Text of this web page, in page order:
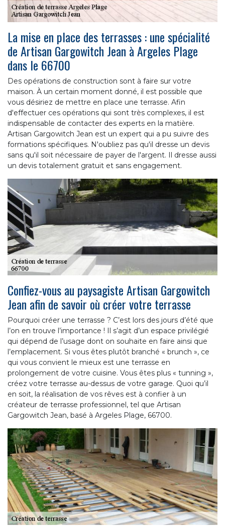
La mise en place des terrasses : une spécialité
de Artisan Gargowitch Jean à Argeles Plage
dans le 66700
Des opérations de construction sont à faire sur votre
maison. À un certain moment donné, il est possible que
vous désiriez de mettre en place une terrasse. Afin
d'effectuer ces opérations qui sont très complexes, il est
indispensable de contacter des experts en la matière.
Artisan Gargowitch Jean est un expert qui a pu suivre des
formations spécifiques. N'oubliez pas qu'il dresse un devis
sans qu'il soit nécessaire de payer de l'argent. Il dresse aussi
un devis totalement gratuit et sans engagement.
Confiez-vous au paysagiste Artisan Gargowitch
Jean afin de savoir où créer votre terrasse
Pourquoi créer une terrasse ? C’est lors des jours d’été que
l’on en trouve l’importance ! Il s’agit d’un espace privilégié
qui dépend de l’usage dont on souhaite en faire ainsi que
l’emplacement. Si vous êtes plutôt branché « brunch », ce
qui vous convient le mieux est une terrasse en
prolongement de votre cuisine. Vous êtes plus « tunning »,
créez votre terrasse au-dessus de votre garage. Quoi qu’il
en soit, la réalisation de vos rêves est à confier à un
créateur de terrasse professionnel, tel que Artisan
Gargowitch Jean, basé à Argeles Plage, 66700.